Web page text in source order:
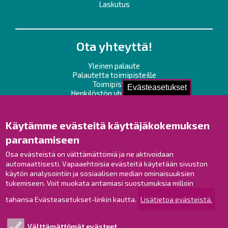
Evästeasetukset
Käytämme evästeitä käyttäjäkokemuksen
parantamiseen
Osa evästeistä on välttämättömiä ja ne aktivoidaan
automaattisesti. Vapaaehtoisia evästeitä käytetään sivuston
käytön analysointiin ja sosiaalisen median ominaisuuksien
tukemiseen. Voit muokata antamiasi suostumuksia milloin
tahansa Evästeasetukset-linkin kautta. Lisätietoa evästeistä.
Laskutus
Ota yhteyttä!
Yleinen palaute
Palautetta toimipisteille
Toimipisteet
Henkilöstön yhteystiedot
Raahe Facebookissa
Raahe Instagramissa
Raahe LinkedInissä
Raahe YouTubessa